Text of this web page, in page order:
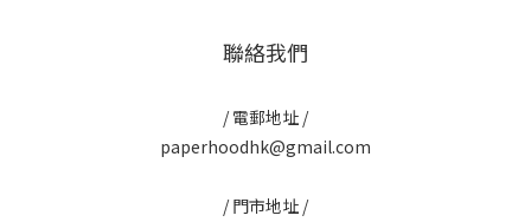
聯絡我們
/ 電郵地址 /
paperhoodhk@gmail.com
/ 門市地址 /